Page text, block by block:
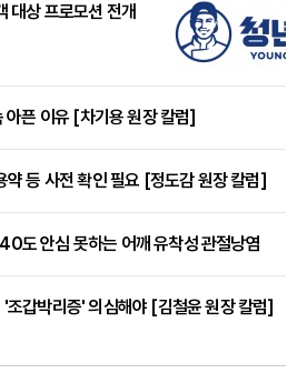
대상 프로모션 전개
아픈 이유 [차기용 원장 칼럼]
약 등 사전 확인 필요 [정도감 원장 칼럼]
도 안심 못하는 어깨 유착성 관절낭염
조갑박리증' 의심해야 [김철윤 원장 칼럼]